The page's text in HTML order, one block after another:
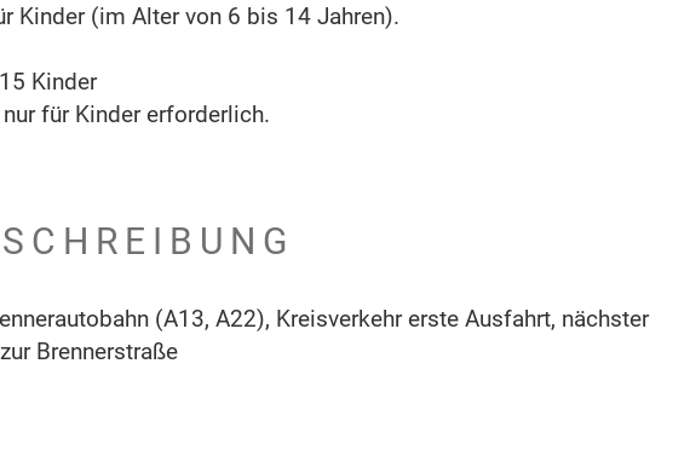
Kinder (im Alter von 6 bis 14 Jahren).
Kinder
für Kinder erforderlich.
(A13, A22), Kreisverkehr erste Ausfahrt, nächster
Brennerstraße